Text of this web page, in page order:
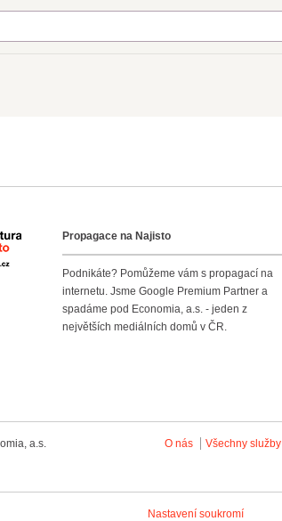
Agentura NajistoPropagace na Najisto
Podnikáte? Pomůžeme vám s propagací na
internetu. Jsme Google Premium Partner a
spadáme pod Economia, a.s. - jeden z
největších mediálních domů v ČR.
a.s. O nás Všechny služby
Nastavení soukromí